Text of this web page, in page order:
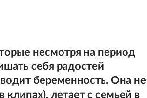
несмотря на период
себя радостей
беременность. Она не
летает с семьей в